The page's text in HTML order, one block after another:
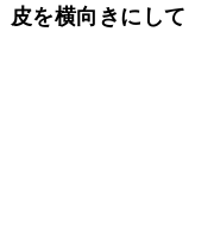
皮を横向きにして